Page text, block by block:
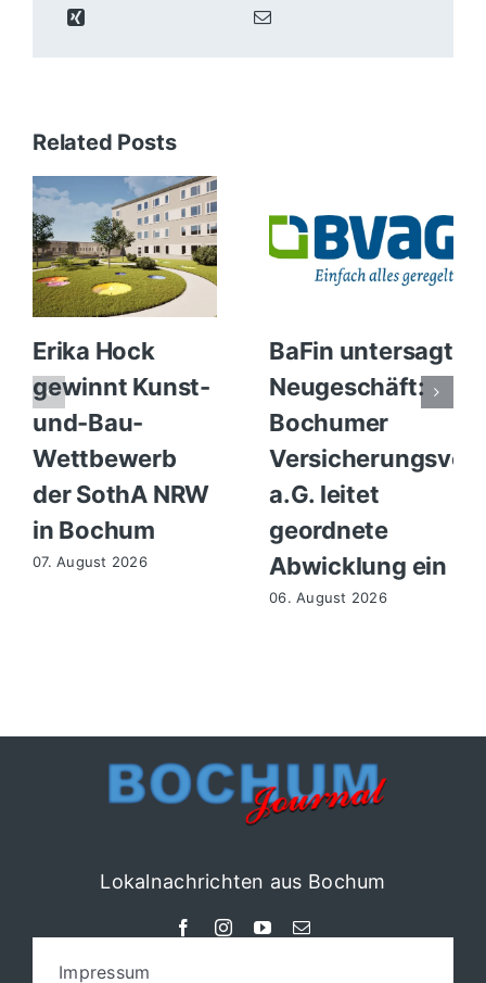
Related Posts
Erika Hock
gewinnt Kunst-
und-Bau-
Wettbewerb
der SothA NRW
in Bochum
07. August 2026
BaFin untersagt
Neugeschäft:
Bochumer
a.G. leitet
geordnete
Abwicklung ein
06. August 2026
Lokalnachrichten aus Bochum
Impressum